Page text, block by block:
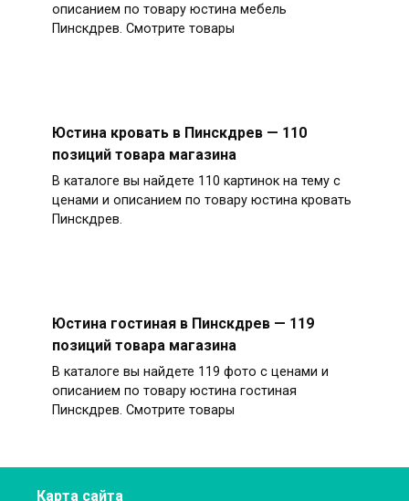
описанием по товару юстина мебель
Пинскдрев. Смотрите товары
Юстина кровать в Пинскдрев — 110
позиций товара магазина
В каталоге вы найдете 110 картинок на тему с
ценами и описанием по товару юстина кровать
Пинскдрев.
Юстина гостиная в Пинскдрев — 119
позиций товара магазина
В каталоге вы найдете 119 фото с ценами и
описанием по товару юстина гостиная
Пинскдрев. Смотрите товары
Карта сайта